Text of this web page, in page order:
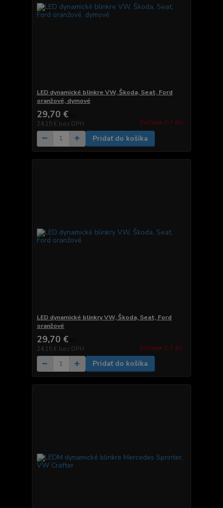
LED dynamické blinkre VW, Škoda, Seat, Ford
oranžové, dymové
29,70 €
24,15 € bez DPH Zvyčajne 2-7 dni.
Pridať do košíka
LED dynamické blinkry VW, Škoda, Seat, Ford
oranžové
29,70 €
24,15 € bez DPH Zvyčajne 2-7 dni.
Pridať do košíka